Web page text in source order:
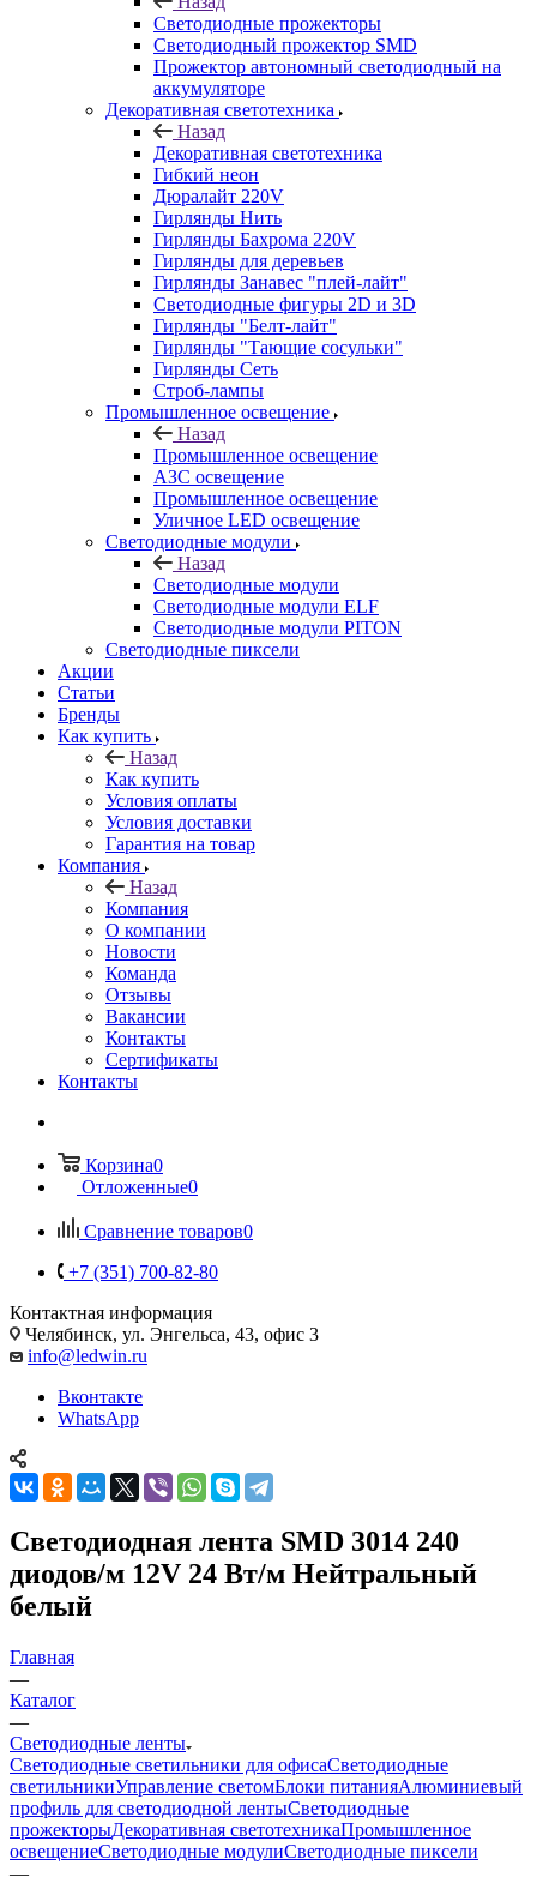
Светодиодные прожекторы
Светодиодный прожектор SMD
Прожектор автономный светодиодный на
аккумуляторе
Декоративная светотехника
Назад
Декоративная светотехника
Гибкий неон
Дюралайт 220V
Гирлянды Нить
Гирлянды Бахрома 220V
Гирлянды для деревьев
Гирлянды Занавес "плей-лайт"
Светодиодные фигуры 2D и 3D
Гирлянды "Белт-лайт"
Гирлянды "Тающие сосульки"
Гирлянды Сеть
Строб-лампы
Промышленное освещение
Назад
Промышленное освещение
АЗС освещение
Промышленное освещение
Уличное LED освещение
Светодиодные модули
Назад
Светодиодные модули
Светодиодные модули ELF
Светодиодные модули PITON
Светодиодные пиксели
Акции
Статьи
Бренды
Как купить
Назад
Как купить
Условия оплаты
Условия доставки
Гарантия на товар
Компания
Назад
Компания
О компании
Новости
Команда
Отзывы
Вакансии
Контакты
Сертификаты
Контакты
Корзина0
Отложенные0
Сравнение товаров0
+7 (351) 700-82-80
Контактная информация
Челябинск, ул. Энгельса, 43, офис 3
info@ledwin.ru
Вконтакте
WhatsApp
Светодиодная лента SMD 3014 240
диодов/м 12V 24 Вт/м Нейтральный
белый
Главная
—
Каталог
—
Светодиодные ленты
Светодиодные светильники для офисаСветодиодные
светильникиУправление светомБлоки питанияАлюминиевый
профиль для светодиодной лентыСветодиодные
прожекторыДекоративная светотехникаПромышленное
освещениеСветодиодные модулиСветодиодные пиксели
—